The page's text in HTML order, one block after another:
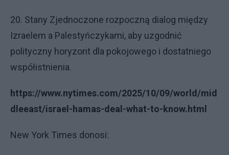
20. Stany Zjednoczone rozpoczną dialog między
Izraelem a Palestyńczykami, aby uzgodnić
polityczny horyzont dla pokojowego i dostatniego
współistnienia.
https://www.nytimes.com/2025/10/09/world/mid
dleeast/israel-hamas-deal-what-to-know.html
New York Times donosi: